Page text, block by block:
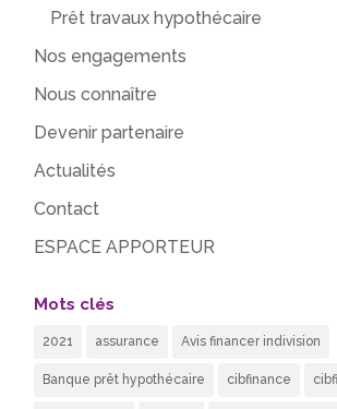
Prêt travaux hypothécaire
Nos engagements
Nous connaître
Devenir partenaire
Actualités
Contact
ESPACE APPORTEUR
Mots clés
2021 assurance Avis financer indivision
Banque prêt hypothécaire cibfinance